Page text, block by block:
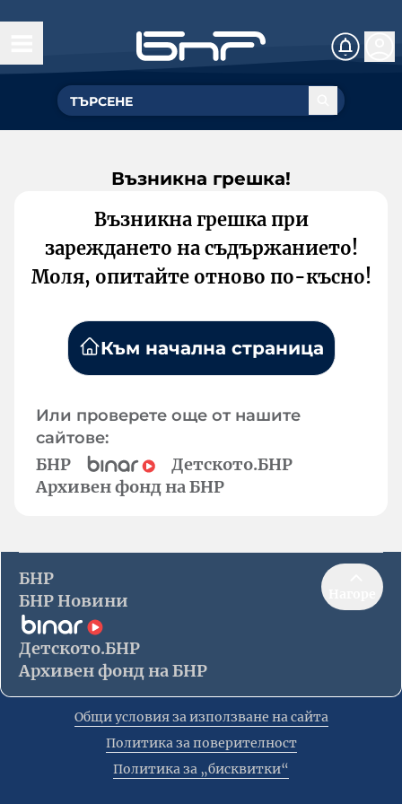
Възникна грешка!
Възникна грешка при
зареждането на съдържанието!
Моля, опитайте отново по-късно!
Към начална страница
Или проверете още от нашите
сайтове:
БНР
Детското.БНР
Архивен фонд на БНР
БНР
БНР Новини
Детското.БНР
Архивен фонд на БНР
Общи условия за използване на сайта
Политика за поверителност
Политика за „бисквитки“